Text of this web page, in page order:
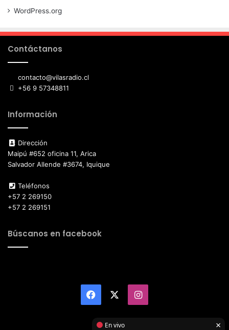
WordPress.org
Contáctanos
contacto@vilasradio.cl
+56 9 57348811
Información
Dirección
Maipú #652 oficina 11, Arica
Salvador Allende #3674, Iquique
Teléfonos
+57 2 269150
+57 2 269151
Búscanos en facebook
Facebook Instagram
En vivo ×